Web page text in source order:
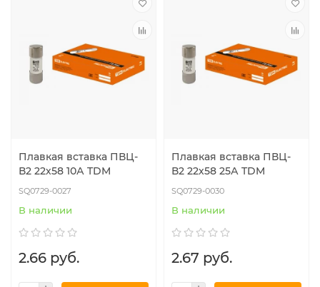
Плавкая вставка ПВЦ-
В2 22х58 10А TDM
SQ0729-0027
В наличии
2.66 руб.
Плавкая вставка ПВЦ-
В2 22х58 25А TDM
SQ0729-0030
В наличии
2.67 руб.